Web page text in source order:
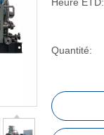
Quantité: